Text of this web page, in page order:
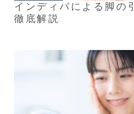
インディバによる脚の
徹底解説